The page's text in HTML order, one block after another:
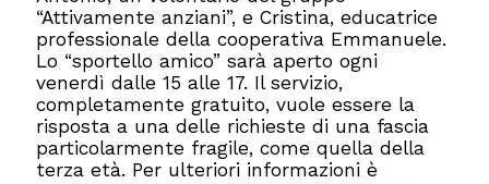
“Attivamente anziani”, e Cristina, educatrice
professionale della cooperativa Emmanuele.
Lo “sportello amico” sarà aperto ogni
venerdì dalle 15 alle 17. Il servizio,
completamente gratuito, vuole essere la
risposta a una delle richieste di una fascia
particolarmente fragile, come quella della
terza età. Per ulteriori informazioni è